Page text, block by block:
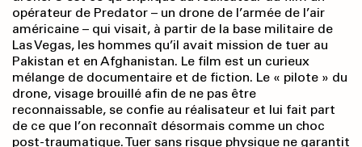
opérateur de Predator – un drone de l’armée de l’air
américaine – qui visait, à partir de la base militaire de
Las Vegas, les hommes qu’il avait mission de tuer au
Pakistan et en Afghanistan. Le film est un curieux
mélange de documentaire et de fiction. Le « pilote » du
drone, visage brouillé afin de ne pas être
reconnaissable, se confie au réalisateur et lui fait part
de ce que l’on reconnaît désormais comme un choc
post-traumatique. Tuer sans risque physique ne garantit